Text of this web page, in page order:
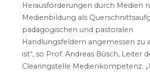
Herausforderungen durch Medien
Medienbildung als
pädagogischen und pastoralen
Handlungsfeldern angemessen zu
ist“, so Prof. Andreas Büsch, Leiter
Clearingstelle Medienkompetenz.